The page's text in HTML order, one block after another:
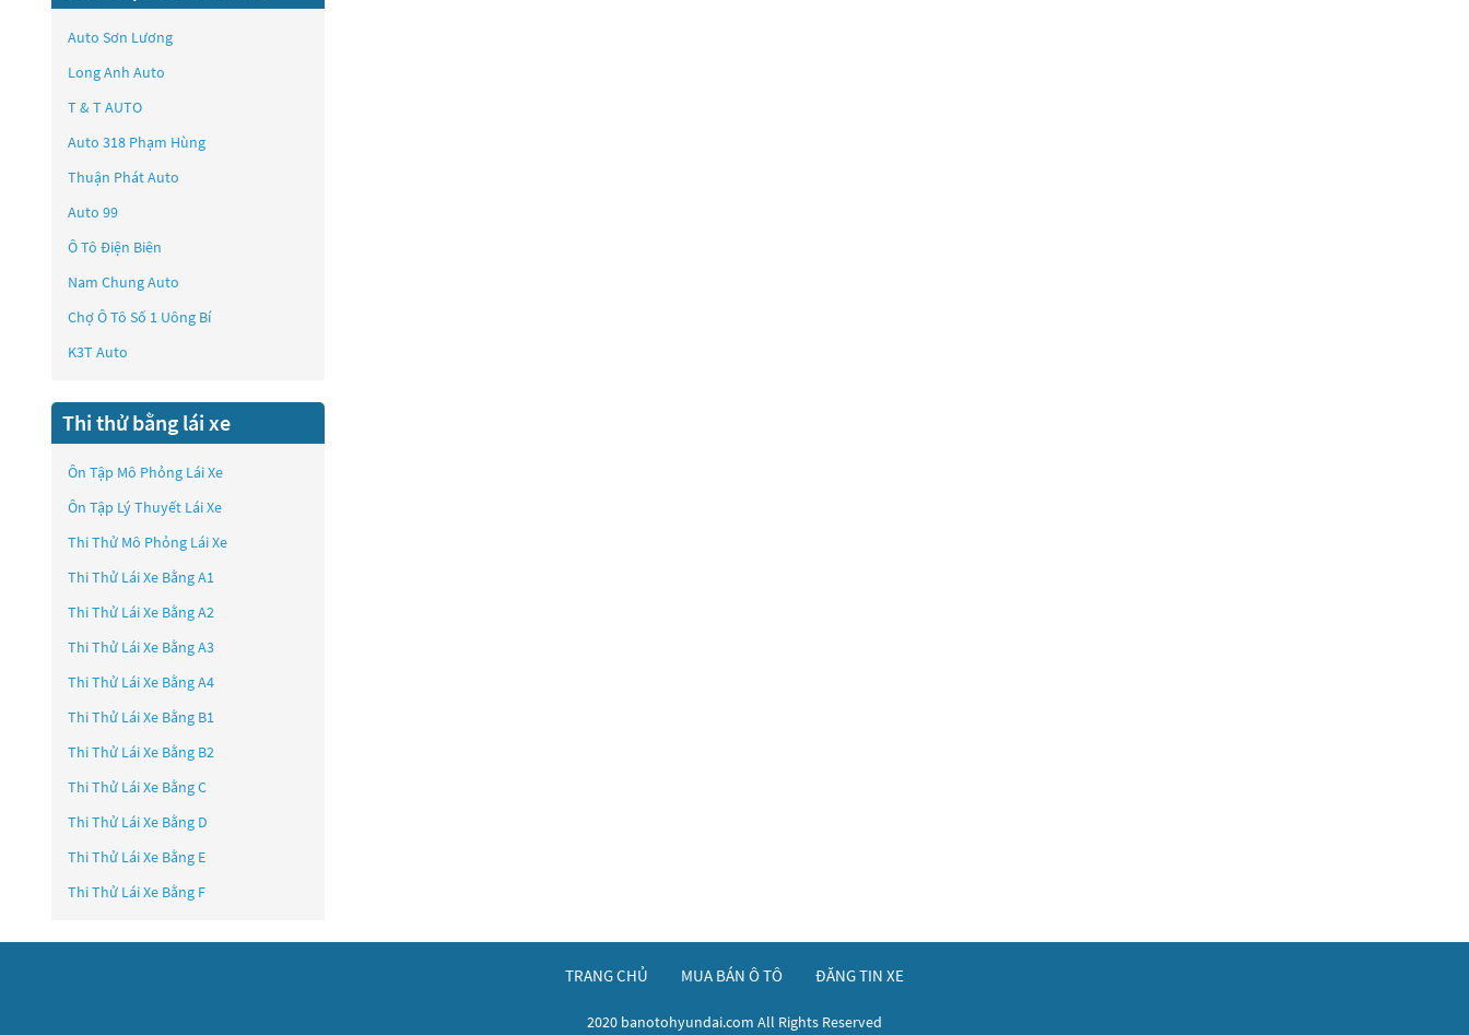
Auto Sơn Lương
Long Anh Auto
T & T AUTO
Auto 318 Phạm Hùng
Thuận Phát Auto
Auto 99
Ô Tô Điện Biên
Nam Chung Auto
Chợ Ô Tô Số 1 Uông Bí
K3T Auto
Thi thử bằng lái xe
Ôn Tập Mô Phỏng Lái Xe
Ôn Tập Lý Thuyết Lái Xe
Thi Thử Mô Phỏng Lái Xe
Thi Thử Lái Xe Bằng A1
Thi Thử Lái Xe Bằng A2
Thi Thử Lái Xe Bằng A3
Thi Thử Lái Xe Bằng A4
Thi Thử Lái Xe Bằng B1
Thi Thử Lái Xe Bằng B2
Thi Thử Lái Xe Bằng C
Thi Thử Lái Xe Bằng D
Thi Thử Lái Xe Bằng E
Thi Thử Lái Xe Bằng F
TRANG CHỦ MUA BÁN Ô TÔ ĐĂNG TIN XE
2020 banotohyundai.com All Rights Reserved